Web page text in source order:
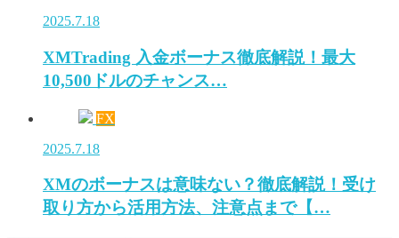
2025.7.18
XMTrading 入金ボーナス徹底解説！最大
10,500ドルのチャンス…
FX
2025.7.18
XMのボーナスは意味ない？徹底解説！受け
取り方から活用方法、注意点まで【…